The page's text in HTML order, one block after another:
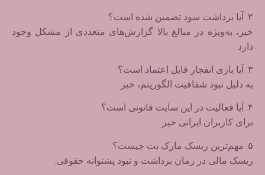
۲. آیا برداشت سود تضمین شده است؟
خیر، به‌ویژه در مبالغ بالا گزارش‌های متعددی از مشکل وجود
دارد.
۳. آیا بازی انفجار قابل اعتماد است؟
به دلیل نبود شفافیت الگوریتم، خیر.
۴. آیا فعالیت در این سایت قانونی است؟
برای کاربران ایرانی خیر.
۵. مهم‌ترین ریسک مارک بت چیست؟
ریسک مالی در زمان برداشت و نبود پشتوانه حقوقی.